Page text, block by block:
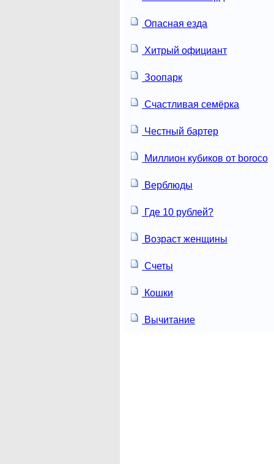
Опасная езда
Хитрый официант
Зоопарк
Счастливая семёрка
Честный бартер
Миллион кубиков от boroco
Верблюды
Где 10 рублей?
Возраст женщины
Счеты
Кошки
Вычитание